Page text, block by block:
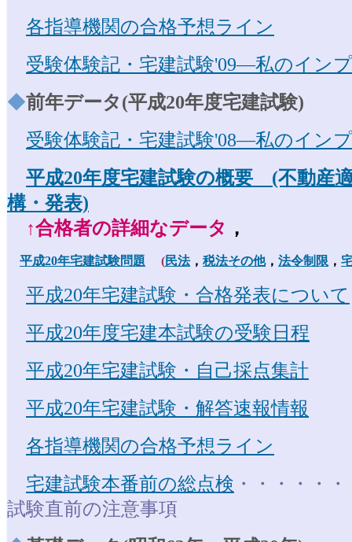
各指導機関の合格予想ライン
受験体験記・宅建試験'09―私のイン
◆前年データ(平成20年度宅建試験)
受験体験記・宅建試験'08―私のイン
平成20年度宅建試験の概要 (不動産
構・発表)
↑合格者の詳細なデータ ，
平成20年宅建試験問題 (民法， 税法その他， 法令制限 ，
平成20年宅建試験・合格発表について
平成20年度宅建本試験の受験日程
平成20年宅建試験・自己採点集計
平成20年宅建試験・解答速報情報
各指導機関の合格予想ライン
宅建試験本番前の総点検 ・・・・・
試験直前の注意事項